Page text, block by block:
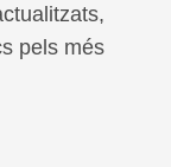
pels més